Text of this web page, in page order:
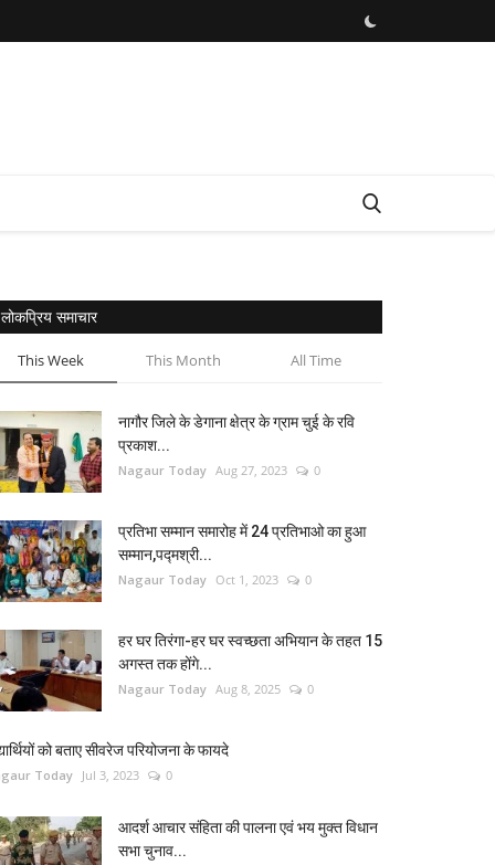
लोकप्रिय समाचार
This Week This Month All Time
नागौर जिले के डेगाना क्षेत्र के ग्राम चुई के रवि
प्रकाश...
Nagaur Today Aug 27, 2023 0
प्रतिभा सम्मान समारोह में 24 प्रतिभाओ का हुआ
सम्मान,पद्मश्री...
Nagaur Today Oct 1, 2023 0
हर घर तिरंगा-हर घर स्वच्छता अभियान के तहत 15
अगस्त तक होंगे...
Nagaur Today Aug 8, 2025 0
को बताए सीवरेज परियोजना के फायदे
Today Jul 3, 2023 0
आदर्श आचार संहिता की पालना एवं भय मुक्त विधान
सभा चुनाव...